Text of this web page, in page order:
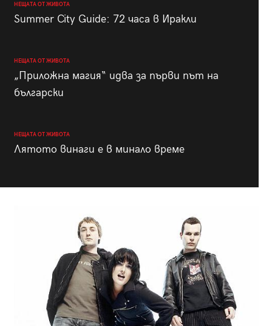
НЕЩАТА ОТ ЖИВОТА
Summer City Guide: 72 часа в Иракли
НЕЩАТА ОТ ЖИВОТА
„Приложна магия“ идва за първи път на
български
НЕЩАТА ОТ ЖИВОТА
Лятото винаги е в минало време